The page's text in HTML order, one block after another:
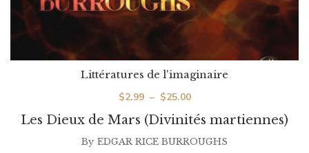
Les Dieux de Mars (Divinités martiennes)
Littératures de l'imaginaire
$2.99 – $25.00Plage
de
prix :
By EDGAR RICE BURROUGHS